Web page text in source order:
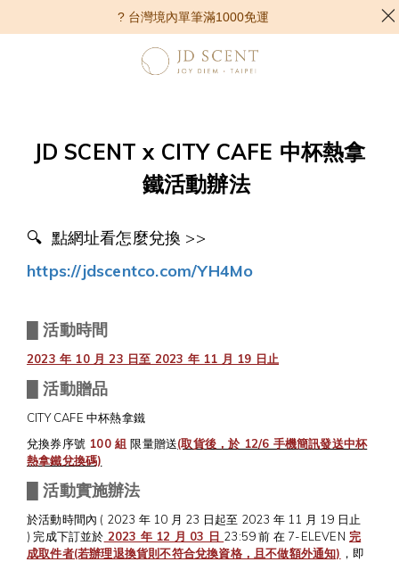
JD SCENT x CITY CAFE 中杯熱拿
鐵活動辦法
🔍 點網址看怎麼兌換 >>
https://jdscentco.com/YH4Mo
█ 活動時間
2023 年 10 月 23 日至 2023 年 11 月 19 日止
█活動贈品
CITY CAFE 中杯熱拿鐵
兌換券序號 100 組限量贈送(取貨後，於 12/6 手機簡訊發送中杯
熱拿鐵兌換碼)
█活動實施辦法
於活動時間內 ( 2023 年 10 月 23 日起至 2023 年 11 月 19 日止
)完成下訂並於 2023 年 12 月 03 日 23:59 前 在 7-ELEVEN 完
成取件者(若辦理退換貨則不符合兌換資格，且不做額外通知) ，即
? 台灣境內單筆滿1000免運